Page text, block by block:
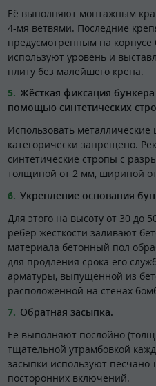
Её выполняют монтажным
4-мя ветвями. Последние
предусмотренным на
используют уровень и
плиту без малейшего крена.
Жёсткая фиксация
помощью синтетических
Использовать
категорически запрещено.
синтетические стропы с
толщиной от 2 мм, шириной
Укрепление основания
Для этого на высоту от 30 до
рёбер жёсткости заливают
материала бетонный пол
для продления срока его
арматуры, выпущенной из
расположенной на стенах
Обратная засыпка.
Её выполняют послойно
тщательной утрамбовкой
засыпки используют
посторонних включений.